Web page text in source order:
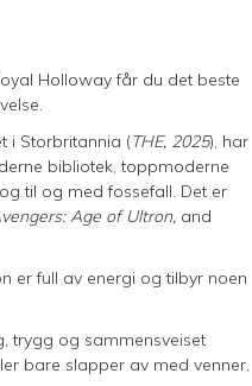
Holloway får du det beste
i Storbritannia (THE, 2025), har
bibliotek, toppmoderne
til og med fossefall. Det er
Age of Ultron, and
er full av energi og tilbyr noen
trygg og sammensveiset
bare slapper av med venner,